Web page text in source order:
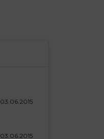
03.06.2015
03.06.2015